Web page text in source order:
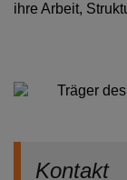
ihre Arbeit,
Träger
Kontakt